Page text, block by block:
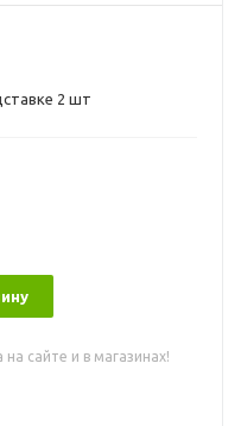
2 шт
на сайте и в магазинах!